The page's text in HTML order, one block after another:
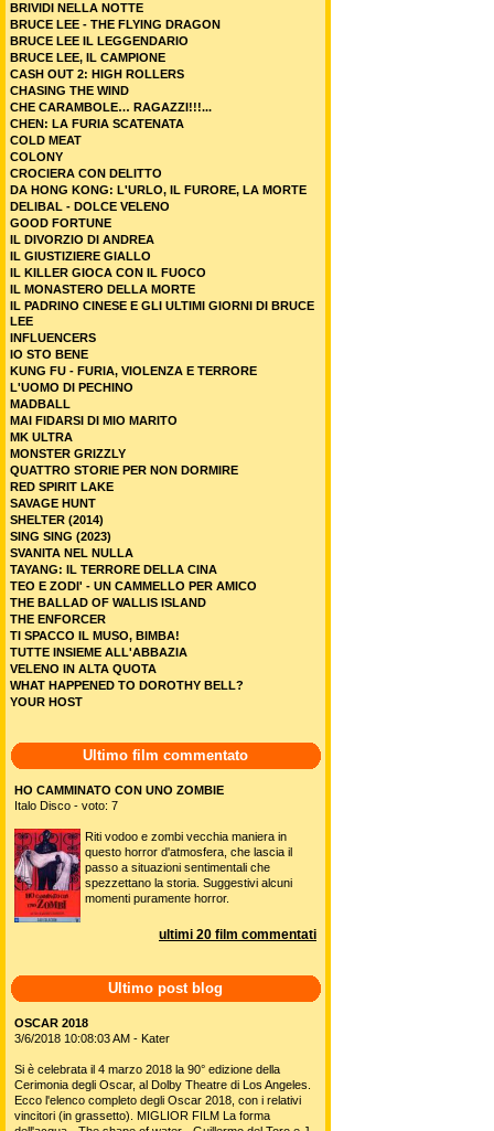
BRIVIDI NELLA NOTTE
BRUCE LEE - THE FLYING DRAGON
BRUCE LEE IL LEGGENDARIO
BRUCE LEE, IL CAMPIONE
CASH OUT 2: HIGH ROLLERS
CHASING THE WIND
CHE CARAMBOLE… RAGAZZI!!!...
CHEN: LA FURIA SCATENATA
COLD MEAT
COLONY
CROCIERA CON DELITTO
DA HONG KONG: L'URLO, IL FURORE, LA MORTE
DELIBAL - DOLCE VELENO
GOOD FORTUNE
IL DIVORZIO DI ANDREA
IL GIUSTIZIERE GIALLO
IL KILLER GIOCA CON IL FUOCO
IL MONASTERO DELLA MORTE
IL PADRINO CINESE E GLI ULTIMI GIORNI DI BRUCE
LEE
INFLUENCERS
IO STO BENE
KUNG FU - FURIA, VIOLENZA E TERRORE
L'UOMO DI PECHINO
MADBALL
MAI FIDARSI DI MIO MARITO
MK ULTRA
MONSTER GRIZZLY
QUATTRO STORIE PER NON DORMIRE
RED SPIRIT LAKE
SAVAGE HUNT
SHELTER (2014)
SING SING (2023)
SVANITA NEL NULLA
TAYANG: IL TERRORE DELLA CINA
TEO E ZODI' - UN CAMMELLO PER AMICO
THE BALLAD OF WALLIS ISLAND
THE ENFORCER
TI SPACCO IL MUSO, BIMBA!
TUTTE INSIEME ALL'ABBAZIA
VELENO IN ALTA QUOTA
WHAT HAPPENED TO DOROTHY BELL?
YOUR HOST
Ultimo film commentato
HO CAMMINATO CON UNO ZOMBIE
Italo Disco - voto: 7
Riti vodoo e zombi vecchia maniera in
questo horror d'atmosfera, che lascia il
passo a situazioni sentimentali che
spezzettano la storia. Suggestivi alcuni
momenti puramente horror.
ultimi 20 film commentati
Ultimo post blog
OSCAR 2018
3/6/2018 10:08:03 AM - Kater
Si è celebrata il 4 marzo 2018 la 90° edizione della
Cerimonia degli Oscar, al Dolby Theatre di Los Angeles.
Ecco l'elenco completo degli Oscar 2018, con i relativi
vincitori (in grassetto). MIGLIOR FILM La forma